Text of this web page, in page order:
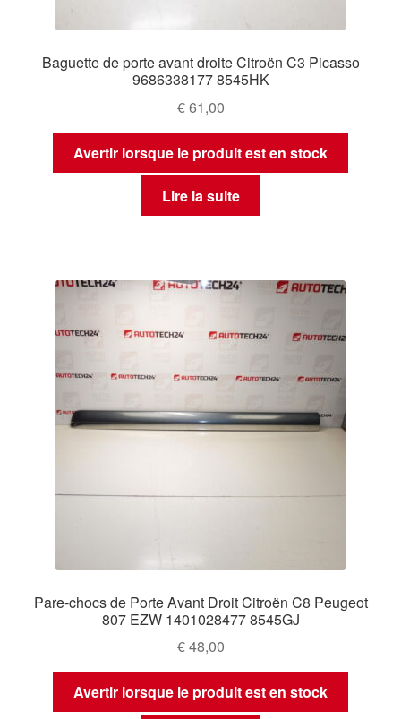
Baguette de porte avant droite Citroën C3 Picasso
9686338177 8545HK
€61,00
Avertir lorsque le produit est en stock
Lire la suite
Pare-chocs de Porte Avant Droit Citroën C8 Peugeot
807 EZW 1401028477 8545GJ
€48,00
Avertir lorsque le produit est en stock